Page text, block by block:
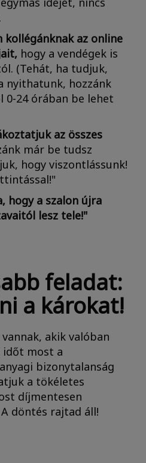
az online
hogy a vendégek is
(Tehát, ha tudjuk,
nyithatunk, hozzánk
24 órában be lehet
az összes
már be tudsz
hogy viszontlássunk!
hogy a szalon újra
lesz tele!"
feladat:
a károkat!
akik valóban
időt most a
bizonytalanság
a tökéletes
díjmentesen
döntés rajtad áll!